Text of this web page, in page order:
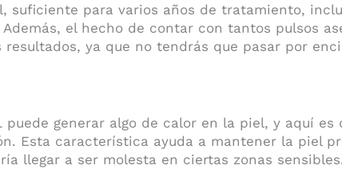
suficiente para varios años de tratamiento,
el hecho de contar con tantos pulsos
ya que no tendrás que pasar por
puede generar algo de calor en la piel, y aquí
Esta característica ayuda a mantener la piel
llegar a ser molesta en ciertas zonas